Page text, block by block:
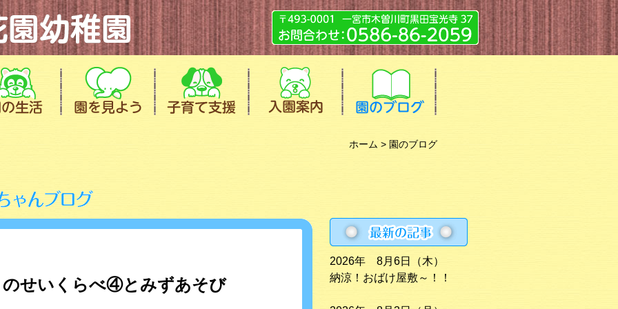
ホーム > 園のブログ
せいくらべ④とみずあそび
2026年 8月6日（木）
納涼！おばけ屋敷～！！